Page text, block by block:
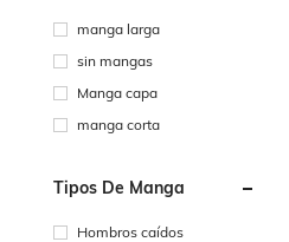
manga larga
sin mangas
Manga capa
manga corta
Tipos De Manga
Hombros caídos